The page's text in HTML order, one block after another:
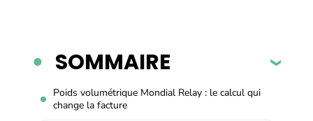
SOMMAIRE
Poids volumétrique Mondial Relay : le calcul qui
change la facture